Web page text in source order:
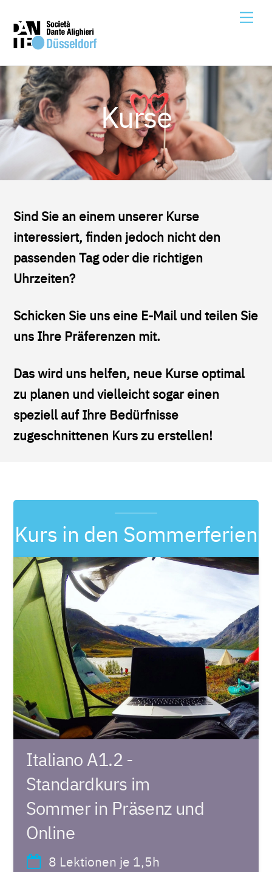
content
Kurse
Sind Sie an einem unserer Kurse
interessiert, finden jedoch nicht den
passenden Tag oder die richtigen
Uhrzeiten?
Schicken Sie uns eine E-Mail und teilen Sie
uns Ihre Präferenzen mit.
Das wird uns helfen, neue Kurse optimal
zu planen und vielleicht sogar einen
speziell auf Ihre Bedürfnisse
zugeschnittenen Kurs zu erstellen!
Kurs in den Sommerferien
Italiano A1.2 -
Standardkurs im
Sommer in Präsenz und
Online
8 Lektionen je 1,5h